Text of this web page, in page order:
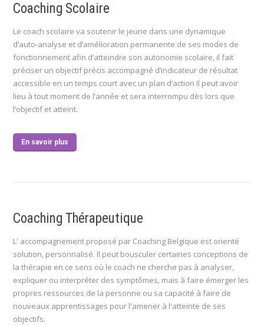
Coaching Scolaire
Le coach scolaire va soutenir le jeune dans une dynamique
d’auto-analyse et d’amélioration permanente de ses modes de
fonctionnement afin d’atteindre son autonomie scolaire, il fait
préciser un objectif précis accompagné d’indicateur de résultat
accessible en un temps court avec un plan d’action Il peut avoir
lieu à tout moment de l’année et sera interrompu dès lors que
l’objectif et atteint.
En savoir plus
Coaching Thérapeutique
L' accompagnement proposé par Coaching Belgique est orienté
solution, personnalisé. Il peut bousculer certaines conceptions de
la thérapie en ce sens où le coach ne cherche pas à analyser,
expliquer ou interpréter des symptômes, mais à faire émerger les
propres ressources de la personne ou sa capacité à faire de
nouveaux apprentissages pour l'amener à l'atteinte de ses
objectifs.